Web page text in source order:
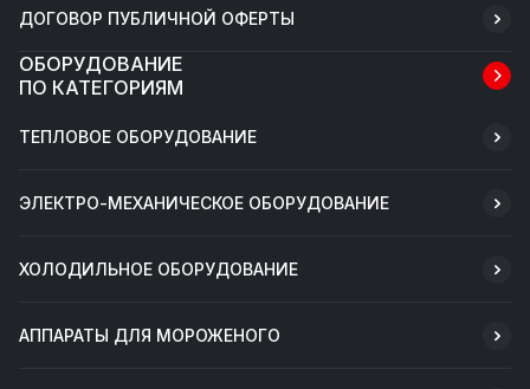
ДОГОВОР ПУБЛИЧНОЙ ОФЕРТЫ
ОБОРУДОВАНИЕ
ПО КАТЕГОРИЯМ
ТЕПЛОВОЕ ОБОРУДОВАНИЕ
ЭЛЕКТРО-МЕХАНИЧЕСКОЕ ОБОРУДОВАНИЕ
ХОЛОДИЛЬНОЕ ОБОРУДОВАНИЕ
АППАРАТЫ ДЛЯ МОРОЖЕНОГО